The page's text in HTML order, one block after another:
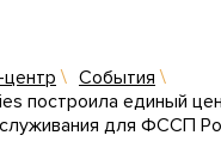
События
построила единый
для ФССП